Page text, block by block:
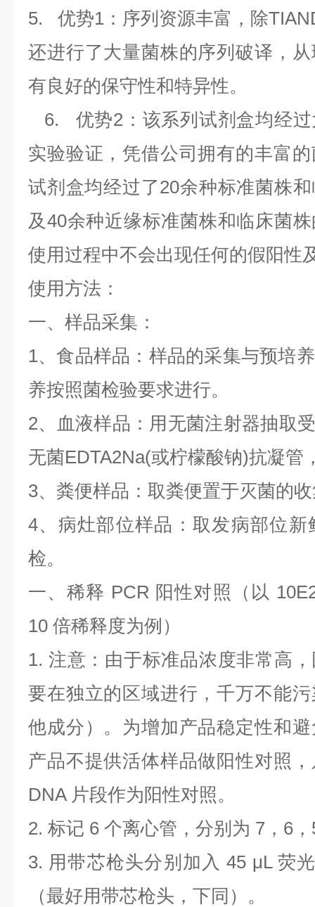
5. 优势1 ：序列资源丰富，除
还进行了大量菌株的序列破译，
有良好的保守性和特异性。
6. 优势2 ：该系列试剂盒均经
实验验证，凭借公司拥有的丰富
试剂盒均经过了20余种标准菌株
及 40余种近缘标准菌株和临床菌
使用过程中不会出现任何的假阳性
使用方法：
一、样品采集：
1、食品样品：样品的采集与预培
养按照菌检验要求进行。
2、血液样品：用无菌注射器抽取
无菌EDTA2Na(或柠檬酸钠)抗凝管
3、粪便样品：取粪便置于灭菌的
4、病灶部位样品：取发病部位
检。
一、稀释 PCR 阳性对照（以
10 倍稀释度为例）
1. 注意：由于标准品浓度非常高
要在独立的区域进行，千万不能
他成分）。为增加产品稳定性和
产品不提供活体样品做阳性对照
DNA 片段作为阳性对照。
2. 标记 6 个离心管，分别为 7 ， 6 ，
3. 用带芯枪头分别加入 45 μL 荧
（最好用带芯枪头，下同）。